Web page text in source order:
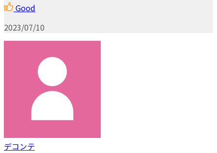
Good
2023/07/10
デコンテ